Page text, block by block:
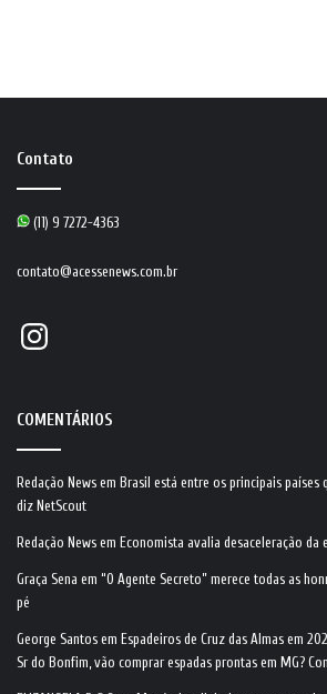
Contato
(11) 9 7272-4363
contato@acessenews.com.br
Instagram
COMENTÁRIOS
Redação News em Brasil está entre os principais países
diz NetScout
Redação News em Economista avalia desaceleração da
Graça Sena em “O Agente Secreto” merece todas as
pé
George Santos em Espadeiros de Cruz das Almas em
Sr do Bonfim, vão comprar espadas prontas em MG?